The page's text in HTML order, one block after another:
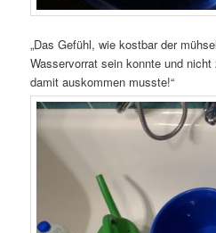
„Das Gefühl, wie kostbar der
Wasservorrat sein konnte und
damit auskommen musste!“